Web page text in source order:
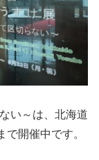
い～は、北海道
開催中です。